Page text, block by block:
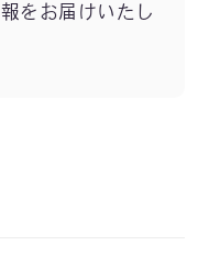
をお届けいたし